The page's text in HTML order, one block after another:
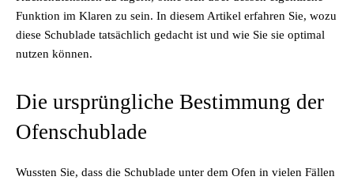
Funktion im Klaren zu sein. In diesem Artikel erfahren Sie, wozu
diese Schublade tatsächlich gedacht ist und wie Sie sie optimal
nutzen können.
Die ursprüngliche Bestimmung der
Ofenschublade
Wussten Sie, dass die Schublade unter dem Ofen in vielen Fällen